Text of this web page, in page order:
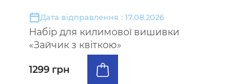
Дата відправлення : 17.08.2026
Набір для килимової вишивки
«Зайчик з квіткою»
1299 грн